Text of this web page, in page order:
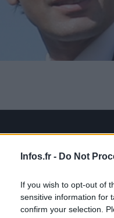
Infos.fr - Do Not
If you wish to opt-out of
sensitive information for
confirm your selection.